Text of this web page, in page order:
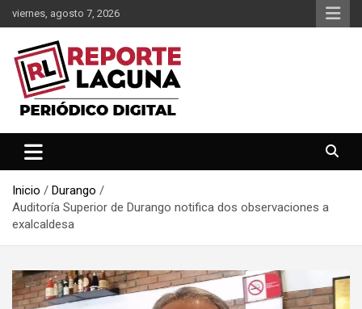
Saltar
al
contenido
viernes, agosto 7, 2026
Reporte Laguna
Inicio
Durango
Auditoría Superior de Durango notifica dos observaciones a
exalcaldesa